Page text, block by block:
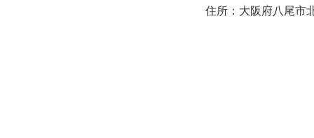
住所：大阪府八尾市